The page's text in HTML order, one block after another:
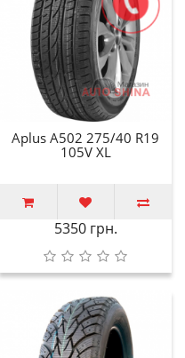
Aplus A502 275/40 R19
105V XL
5350 грн.